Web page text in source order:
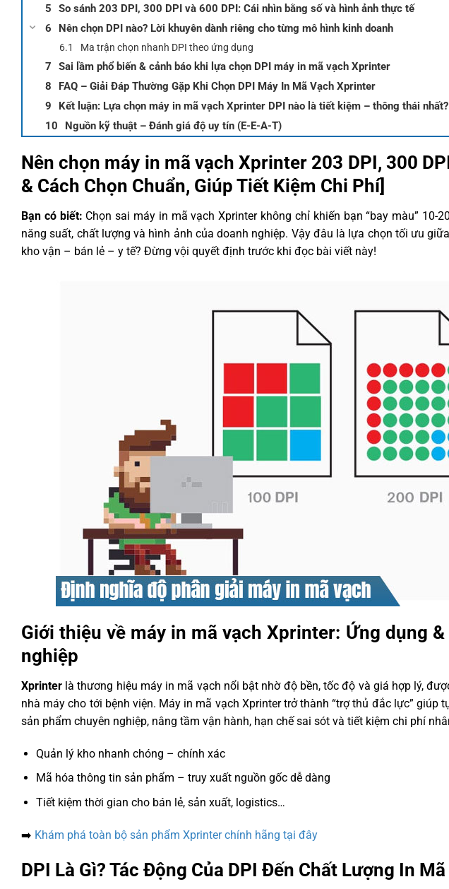
So sánh 203 DPI, 300 DPI và 600 DPI: Cái nhìn bằng số và hình ảnh thực tế
Nên chọn DPI nào? Lời khuyên dành riêng cho từng mô hình kinh doanh
Ma trận chọn nhanh DPI theo ứng dụng
Sai lầm phổ biến & cảnh báo khi lựa chọn DPI máy in mã vạch Xprinter
FAQ – Giải Đáp Thường Gặp Khi Chọn DPI Máy In Mã Vạch Xprinter
Kết luận: Lựa chọn máy in mã vạch Xprinter DPI nào là tiết kiệm – thông thái nhất?
Nguồn kỹ thuật – Đánh giá độ uy tín (E-E-A-T)
Nên chọn máy in mã vạch Xprinter 203 DPI, 300
& Cách Chọn Chuẩn, Giúp Tiết Kiệm Chi Phí]
Bạn có biết: Chọn sai máy in mã vạch Xprinter không chỉ khiến bạn “bay màu”
năng suất, chất lượng và hình ảnh của doanh nghiệp. Vậy đâu là lựa chọn tối ưu
kho vận – bán lẻ – y tế? Đừng vội quyết định trước khi đọc bài viết này!
Giới thiệu về máy in mã vạch Xprinter: Ứng dụng
nghiệp
Xprinter là thương hiệu máy in mã vạch nổi bật nhờ độ bền, tốc độ và giá hợp lý,
nhà máy cho tới bệnh viện. Máy in mã vạch Xprinter trở thành “trợ thủ đắc lực” giúp
sản phẩm chuyên nghiệp, nâng tầm vận hành, hạn chế sai sót và tiết kiệm chi phí
Quản lý kho nhanh chóng – chính xác
Mã hóa thông tin sản phẩm – truy xuất nguồn gốc dễ dàng
Tiết kiệm thời gian cho bán lẻ, sản xuất, logistics…
➡️ Khám phá toàn bộ sản phẩm Xprinter chính hãng tại đây
DPI Là Gì? Tác Động Của DPI Đến Chất Lượng In